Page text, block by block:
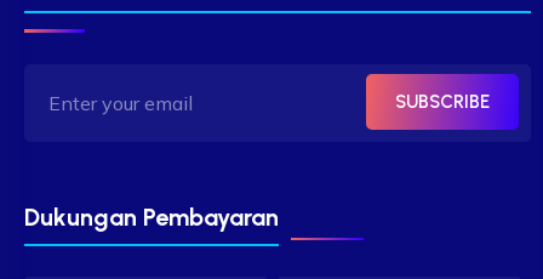
SUBSCRIBE
Dukungan Pembayaran